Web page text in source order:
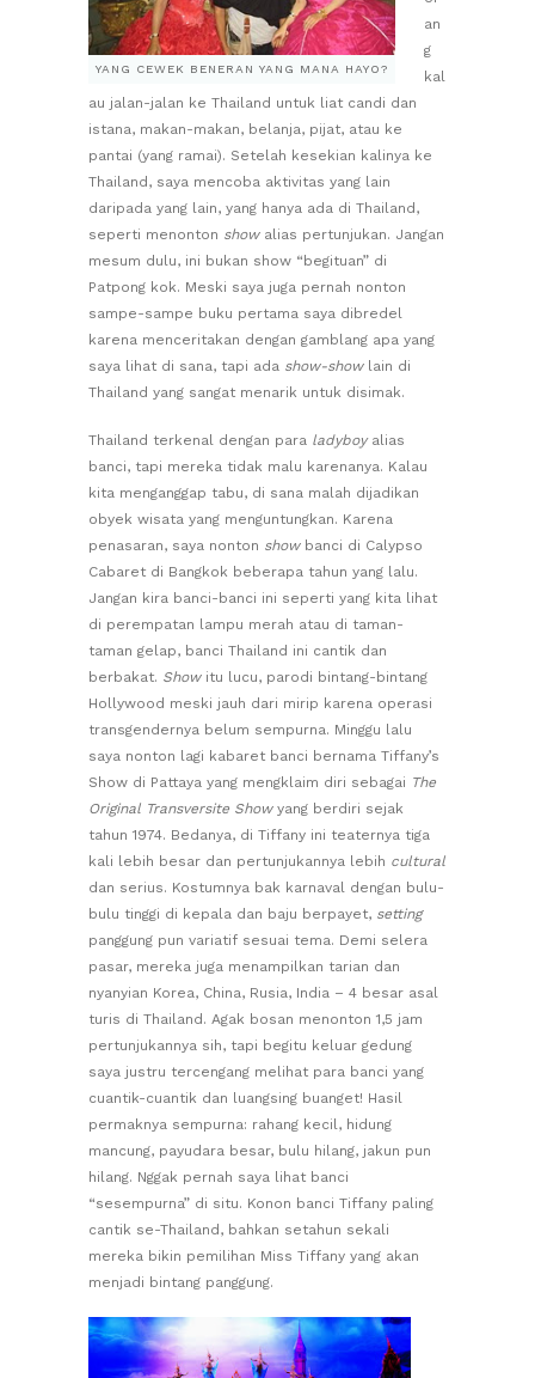
YANG CEWEK BENERAN YANG MANA HAYO?
an
g
kal
au jalan-jalan ke Thailand untuk liat candi dan
istana, makan-makan, belanja, pijat, atau ke
pantai (yang ramai). Setelah kesekian kalinya ke
Thailand, saya mencoba aktivitas yang lain
daripada yang lain, yang hanya ada di Thailand,
seperti menonton showalias pertunjukan. Jangan
mesum dulu, ini bukan show “begituan” di
Patpong kok. Meski saya juga pernah nonton
sampe-sampe buku pertama saya dibredel
karena menceritakan dengan gamblang apa yang
saya lihat di sana, tapi ada show-showlain di
Thailand yang sangat menarik untuk disimak.
Thailand terkenal dengan para ladyboyalias
banci, tapi mereka tidak malu karenanya. Kalau
kita menganggap tabu, di sana malah dijadikan
obyek wisata yang menguntungkan. Karena
penasaran, saya nonton showbanci di Calypso
Cabaret di Bangkok beberapa tahun yang lalu.
Jangan kira banci-banci ini seperti yang kita lihat
di perempatan lampu merah atau di taman-
taman gelap, banci Thailand ini cantik dan
berbakat. Showitu lucu, parodi bintang-bintang
Hollywood meski jauh dari mirip karena operasi
transgendernya belum sempurna. Minggu lalu
saya nonton lagi kabaret banci bernama Tiffany’s
Show di Pattaya yang mengklaim diri sebagai The
Original Transversite Showyang berdiri sejak
tahun 1974. Bedanya, di Tiffany ini teaternya tiga
kali lebih besar dan pertunjukannya lebih cultural
dan serius. Kostumnya bak karnaval dengan bulu-
bulu tinggi di kepala dan baju berpayet, setting
panggung pun variatif sesuai tema. Demi selera
pasar, mereka juga menampilkan tarian dan
nyanyian Korea, China, Rusia, India – 4 besar asal
turis di Thailand. Agak bosan menonton 1,5 jam
pertunjukannya sih, tapi begitu keluar gedung
saya justru tercengang melihat para banci yang
cuantik-cuantik dan luangsing buanget! Hasil
permaknya sempurna: rahang kecil, hidung
mancung, payudara besar, bulu hilang, jakun pun
hilang. Nggak pernah saya lihat banci
“sesempurna” di situ. Konon banci Tiffany paling
cantik se-Thailand, bahkan setahun sekali
mereka bikin pemilihan Miss Tiffany yang akan
menjadi bintang panggung.